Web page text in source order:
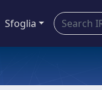
Sfoglia